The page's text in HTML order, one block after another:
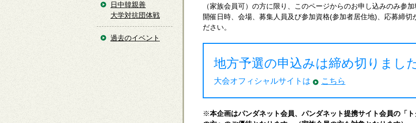
（家族会員可）の方に限り、このページからのお申し込みのみ参
開催日時、会場、募集人員及び参加資格(参加者居住地)、応募締切
ださい。
地方予選の申込みは締め切りまし
大会オフィシャルサイトは こちら
※本企画はパンダネット会員、パンダネット提携サイト会員の「
日中韓親善
大学対抗団体戦
過去のイベント